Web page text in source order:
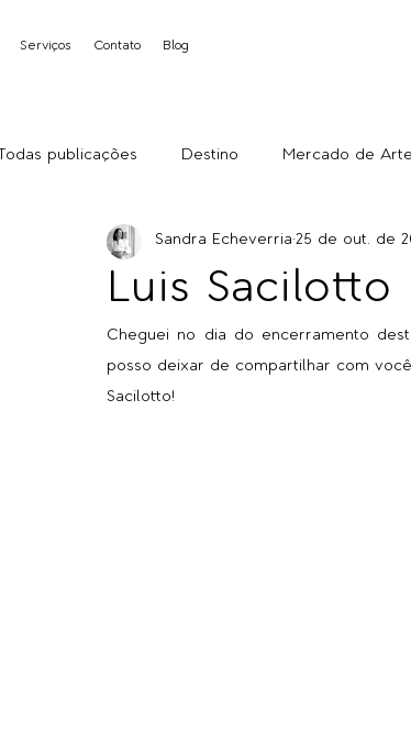
Serviços Contato Blog
Todas publicações Destino Mercado de Arte
Luis Sacilotto
Sandra Echeverria 25 de out. de
Cheguei no dia do encerramento
posso deixar de compartilhar com
Sacilotto!